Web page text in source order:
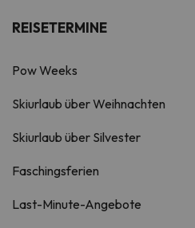
REISETERMINE
Pow Weeks
Skiurlaub über Weihnachten
Skiurlaub über Silvester
Faschingsferien
Last-Minute-Angebote